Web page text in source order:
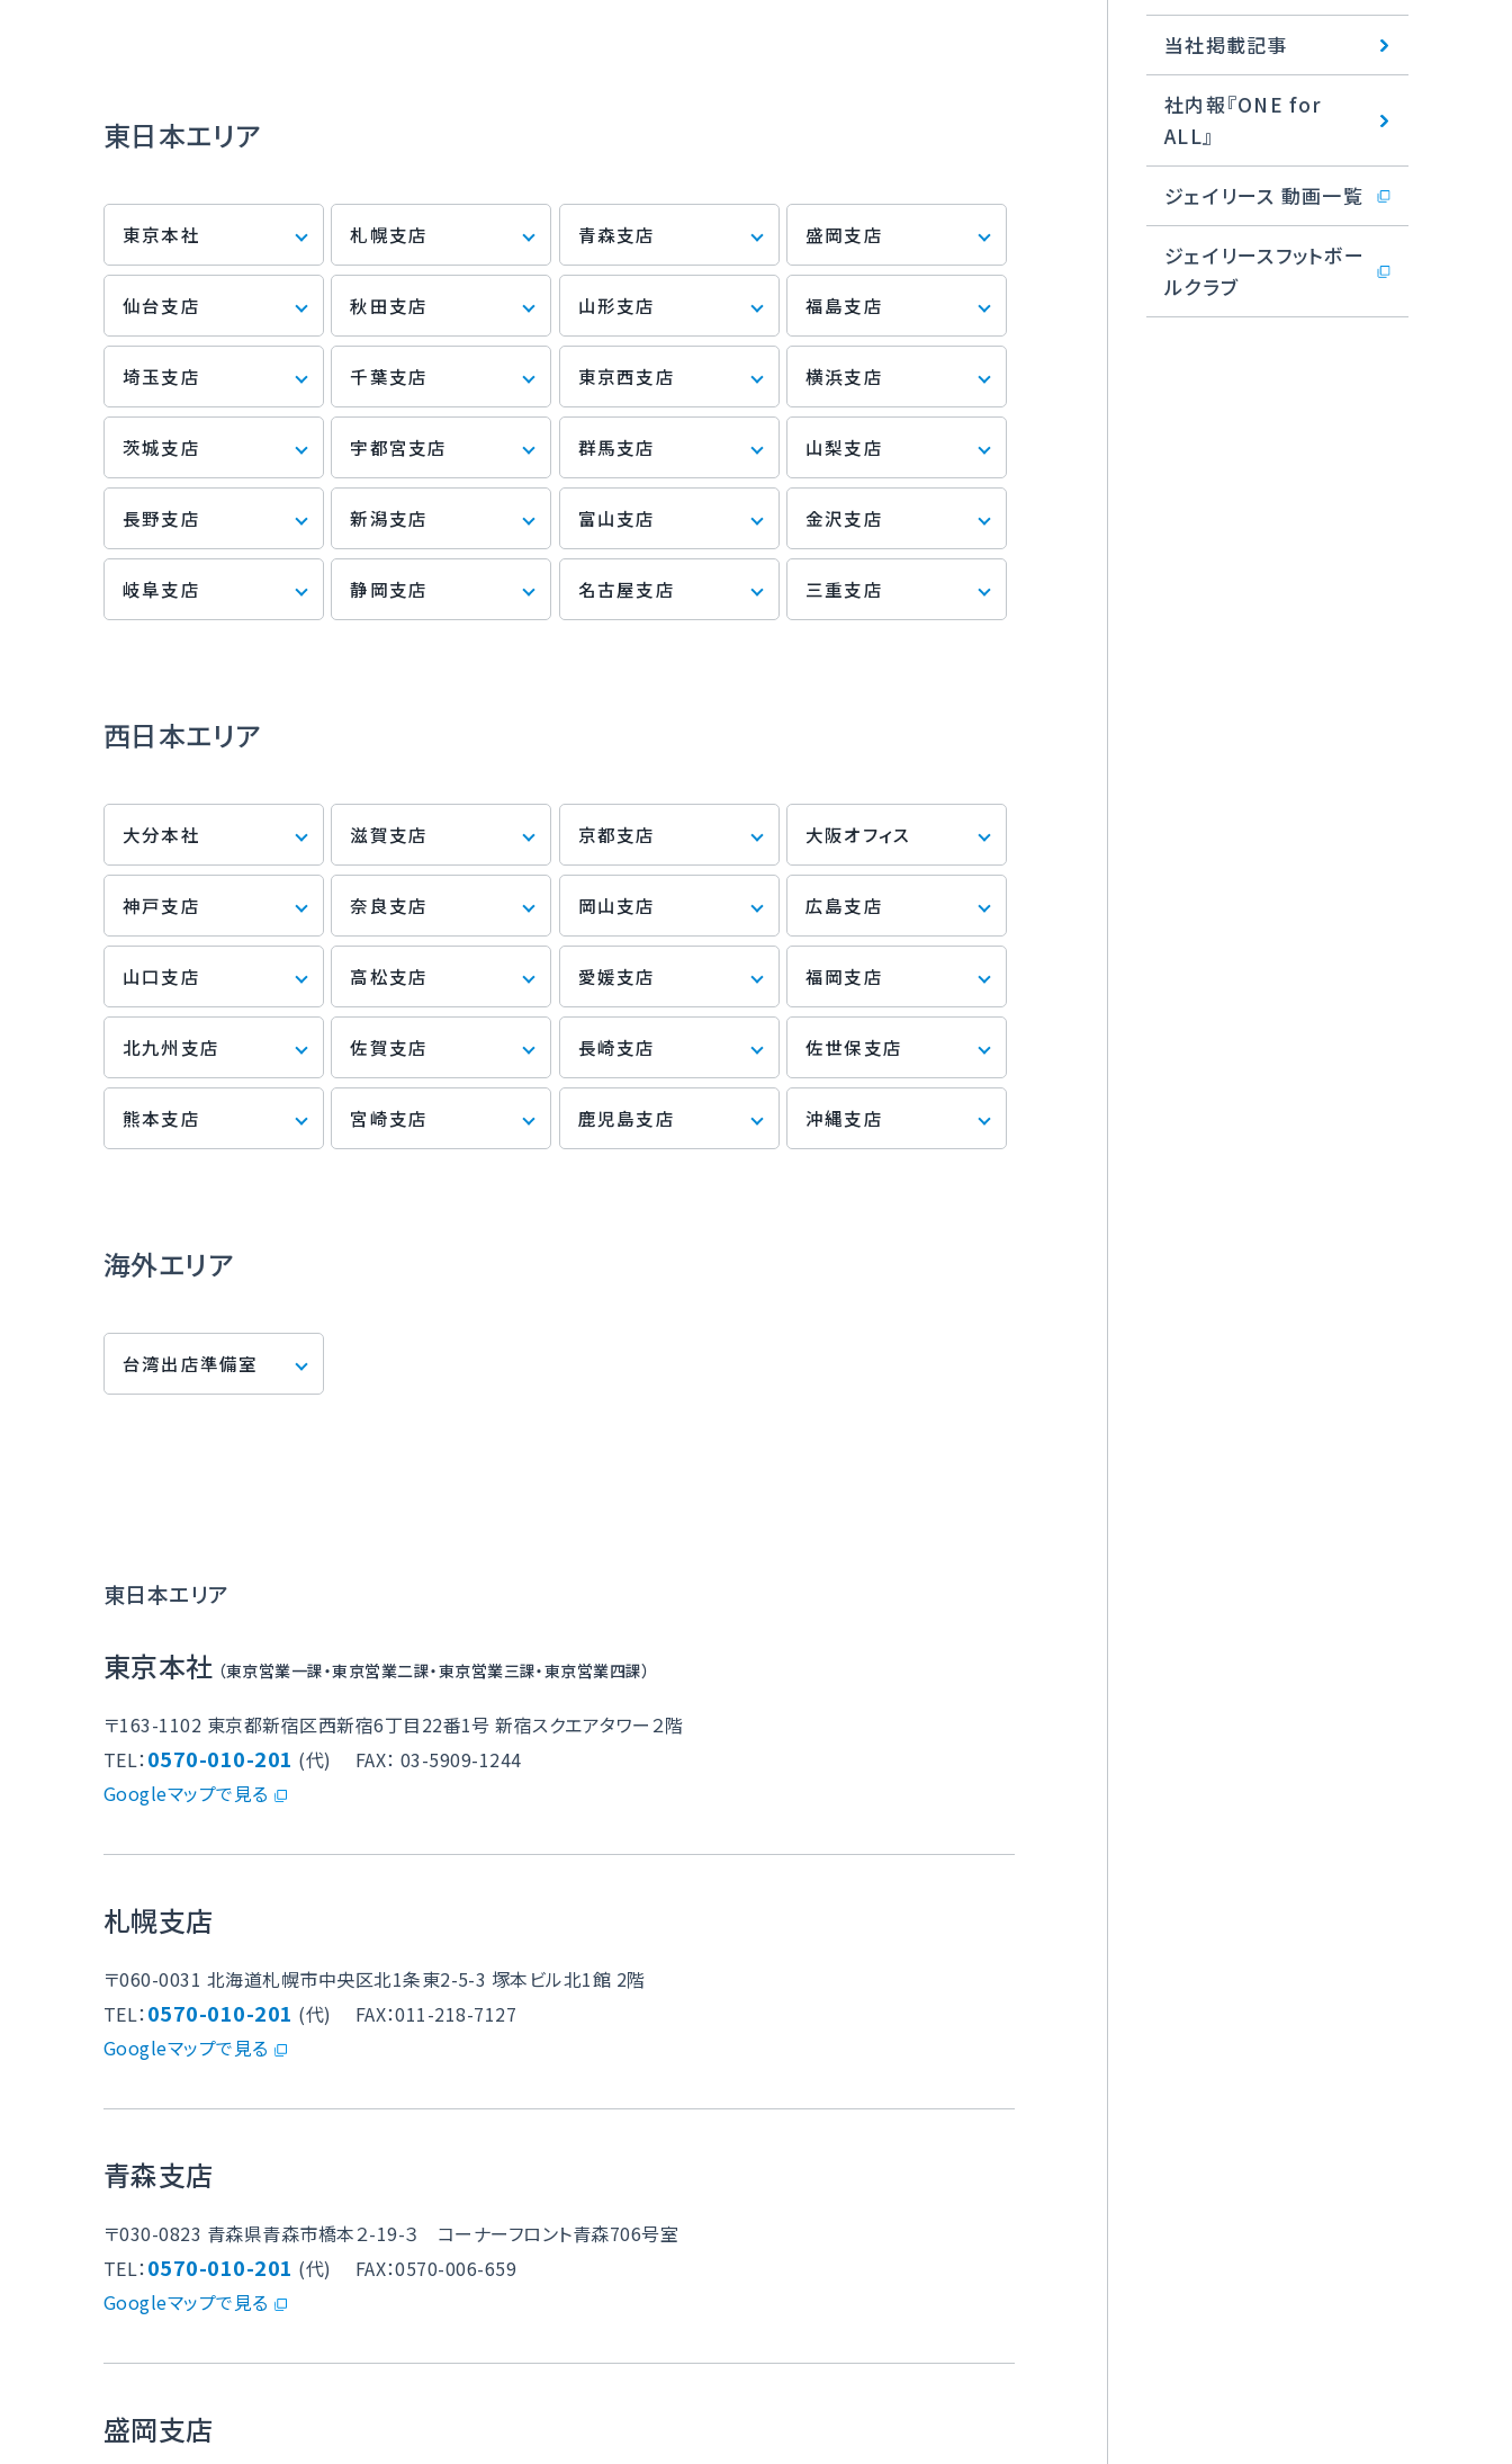
東日本エリア
東京本社 札幌支店 青森支店 盛岡支店
仙台支店 秋田支店 山形支店 福島支店
埼玉支店 千葉支店 東京西支店 横浜支店
茨城支店 宇都宮支店 群馬支店 山梨支店
長野支店 新潟支店 富山支店 金沢支店
岐阜支店 静岡支店 名古屋支店 三重支店
西日本エリア
大分本社 滋賀支店 京都支店 大阪オフィス
神戸支店 奈良支店 岡山支店 広島支店
山口支店 高松支店 愛媛支店 福岡支店
北九州支店 佐賀支店 長崎支店 佐世保支店
熊本支店 宮崎支店 鹿児島支店 沖縄支店
海外エリア
台湾出店準備室
東日本エリア
東京本社 （東京営業一課・東京営業二課・東京営業三課・東京営業四課）
〒163-1102 東京都新宿区西新宿6丁目22番1号 新宿スクエアタワー２階
TEL： 0570-010-201 (代)
FAX： 03-5909-1244
Googleマップで見る
札幌支店
〒060-0031 北海道札幌市中央区北1条東2-5-3 塚本ビル北1館 2階
TEL： 0570-010-201 (代)
FAX：011-218-7127
Googleマップで見る
青森支店
〒030-0823 青森県青森市橋本２-19-３ コーナーフロント青森706号室
TEL： 0570-010-201 (代)
FAX：0570-006-659
Googleマップで見る
盛岡支店
当社掲載記事
社内報『ONE for
ALL』
ジェイリース 動画一覧
ジェイリースフットボー
ルクラブ